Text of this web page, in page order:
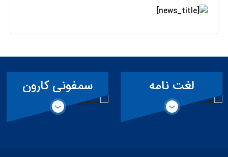
لغت نامه
تخصصی سد
سمفونی کارون